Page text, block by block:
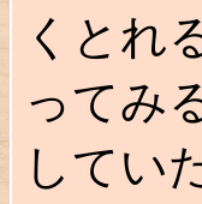
くとれ
ってみ
してい